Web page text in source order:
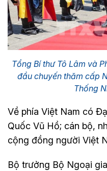
Tổng Bí thư Tô Lâm và
đầu chuyến thăm cấp
Thống
Về phía Việt Nam có
Quốc Vũ Hồ; cán bộ,
cộng đồng người Việt
Bộ trưởng Bộ Ngoại